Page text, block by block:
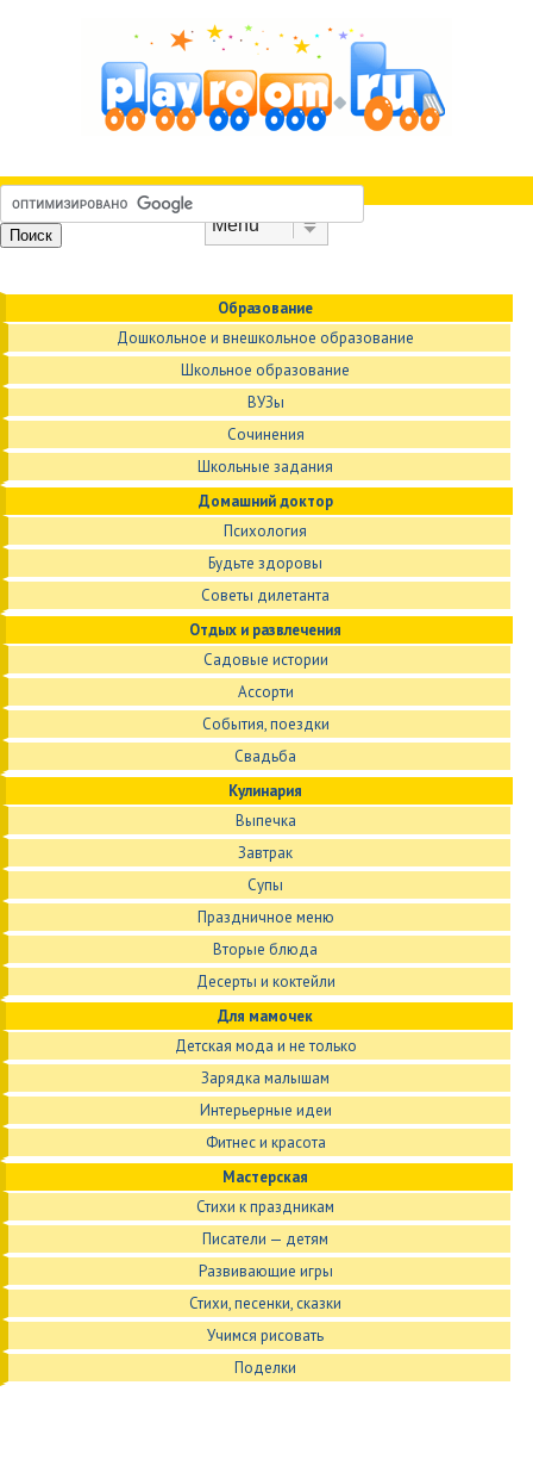
Образование
Дошкольное и внешкольное образование
Школьное образование
ВУЗы
Сочинения
Школьные задания
Домашний доктор
Психология
Будьте здоровы
Советы дилетанта
Отдых и развлечения
Садовые истории
Ассорти
События, поездки
Свадьба
Кулинария
Выпечка
Завтрак
Супы
Праздничное меню
Вторые блюда
Десерты и коктейли
Для мамочек
Детская мода и не только
Зарядка малышам
Интерьерные идеи
Фитнес и красота
Мастерская
Стихи к праздникам
Писатели — детям
Развивающие игры
Стихи, песенки, сказки
Учимся рисовать
Поделки